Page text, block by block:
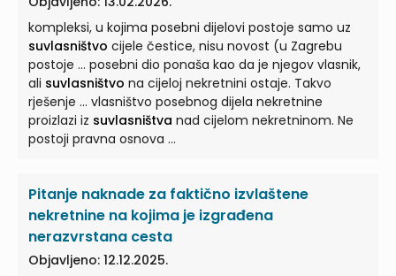
kompleksi, u kojima posebni dijelovi postoje samo uz
suvlasništvo cijele čestice, nisu novost (u Zagrebu
postoje ... posebni dio ponaša kao da je njegov vlasnik,
ali suvlasništvo na cijeloj nekretnini ostaje. Takvo
rješenje ... vlasništvo posebnog dijela nekretnine
proizlazi iz suvlasništva nad cijelom nekretninom. Ne
postoji pravna osnova ...
Pitanje naknade za faktično izvlaštene
nekretnine na kojima je izgrađena
nerazvrstana cesta
Objavljeno: 12.12.2025.